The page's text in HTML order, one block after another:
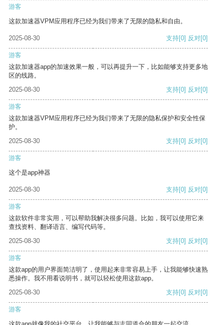
游客
这款加速器VPM应用程序已经为我们带来了无限的隐私和自由。
2025-08-30 支持[0] 反对[0]
游客
这款加速器app的加速效果一般，可以再提升一下，比如能够支持更多地
区的线路。
2025-08-30
支持[0] 反对[0]
游客
这款加速器VPM应用程序已经为我们带来了无限的隐私保护和安全性保
护。
2025-08-30
支持[0] 反对[0]
游客
这个是app神器
2025-08-30 支持[0] 反对[0]
游客
这款软件非常实用，可以帮助我解决很多问题。比如，我可以使用它来
查找资料、翻译语言、编写代码等。
2025-08-30
支持[0] 反对[0]
游客
这款app的用户界面简洁明了，使用起来非常容易上手，让我能够快速熟
悉操作。我不用看说明书，就可以轻松使用这款app。
2025-08-30
支持[0] 反对[0]
游客